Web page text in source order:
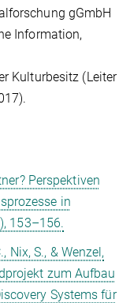
gGmbH
Information,
Kulturbesitz (Leiter
Perspektiven
in
153–156.
Nix, S., & Wenzel,
zum Aufbau
Systems für